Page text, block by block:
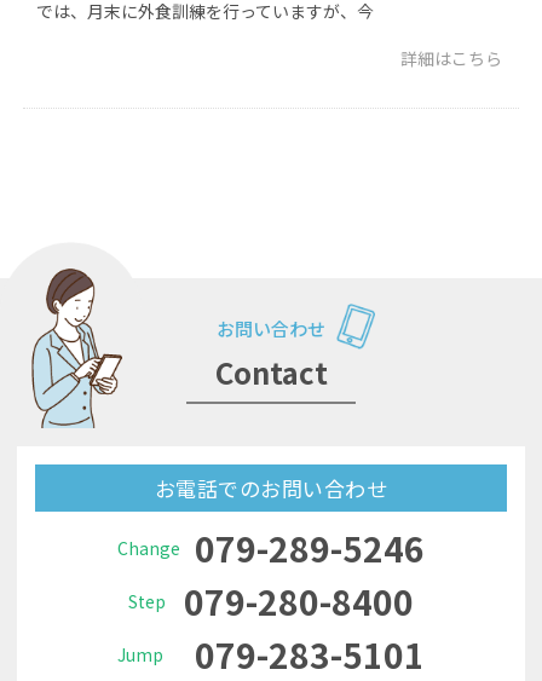
では、月末に外食訓練を行っていますが、今
詳細はこちら
お問い合わせ
Contact
お電話でのお問い合わせ
Change 079-289-5246
Step 079-280-8400
Jump 079-283-5101